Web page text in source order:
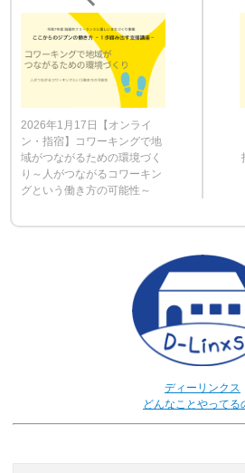
2026年1月17日【オンライ
ン・指宿】コワーキングで地
域がつながるための環境づく
り～人がつながるコワーキン
グという働き方の可能性～
ディーリンクス
どんなことやってる